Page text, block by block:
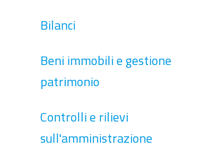
Bilanci
Beni immobili e gestione
patrimonio
Controlli e rilievi
sull'amministrazione